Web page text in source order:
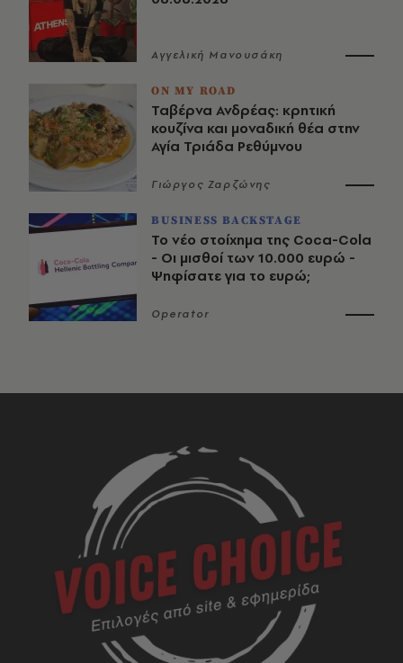
Αγγελική Μανουσάκη
ON MY ROAD
Ταβέρνα Ανδρέας: κρητική
κουζίνα και μοναδική θέα στην
Αγία Τριάδα Ρεθύμνου
Γιώργος Ζαρζώνης
BUSINESS BACKSTAGE
Το νέο στοίχημα της Coca-Cola
- Οι μισθοί των 10.000 ευρώ -
Ψηφίσατε για το ευρώ;
Operator